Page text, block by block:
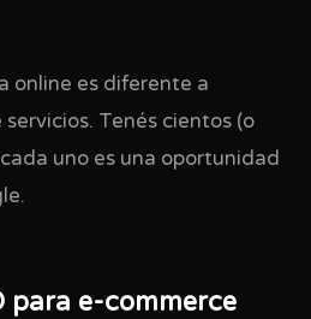
online es diferente a
Tenés cientos (o
uno es una oportunidad
para e-commerce